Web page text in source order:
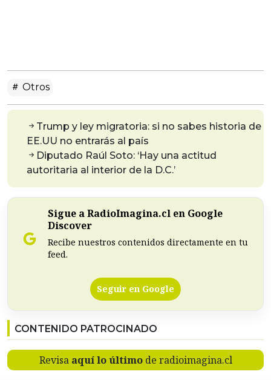
Otros
Trump y ley migratoria: si no sabes historia de
EE.UU no entrarás al país
Diputado Raúl Soto: ‘Hay una actitud
autoritaria al interior de la D.C.’
Sigue a RadioImagina.cl en Google
Discover
Recibe nuestros contenidos directamente en tu
feed.
Seguir en Google
CONTENIDO PATROCINADO
Revisa aquí lo últimode radioimagina.cl